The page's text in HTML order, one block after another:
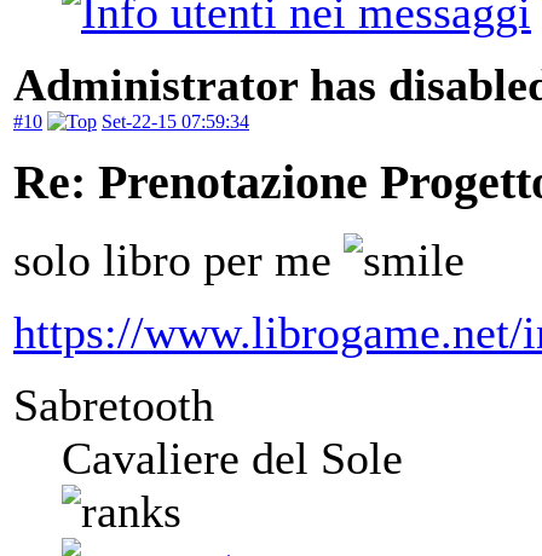
Administrator has
#10 Set-22-15 07:59:34
Re: Prenotazione
solo libro per me
https://
Sabretooth
Cavaliere del Sole